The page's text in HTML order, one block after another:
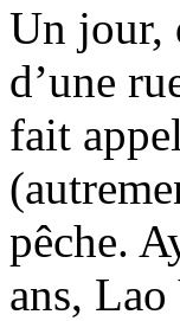
Un jour,
d’une
fait
pêche.
ans,